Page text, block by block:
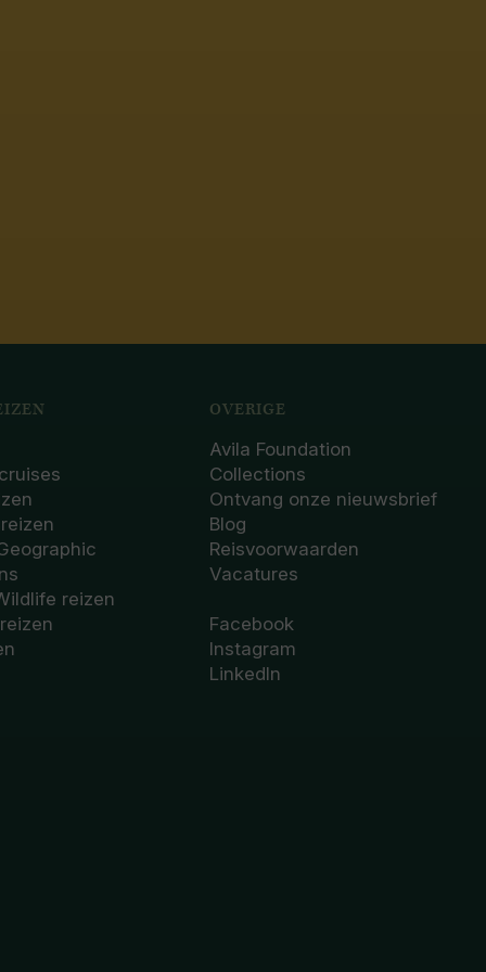
reizen
OVERIGE
Avila Foundation
Collections
Ontvang onze nieuwsbrief
Blog
Reisvoorwaarden
Vacatures
Facebook
Instagram
LinkedIn